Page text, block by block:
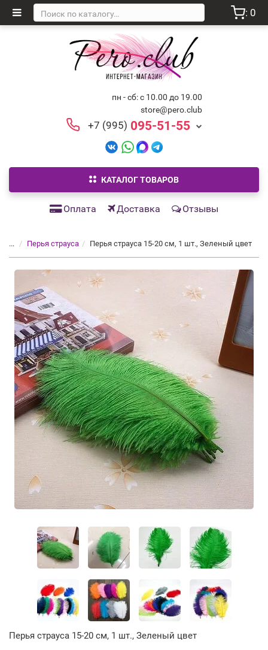
: 0
пн - сб: с 10.00 до 19.00
store@pero.club
+7 (995) 095-51-55
КАТАЛОГ ТОВАРОВ
Оплата Доставка Отзывы
... Перья страуса Перья страуса 15-20 см, 1 шт., Зеленый цвет
Перья страуса 15-20 см, 1 шт., Зеленый цвет